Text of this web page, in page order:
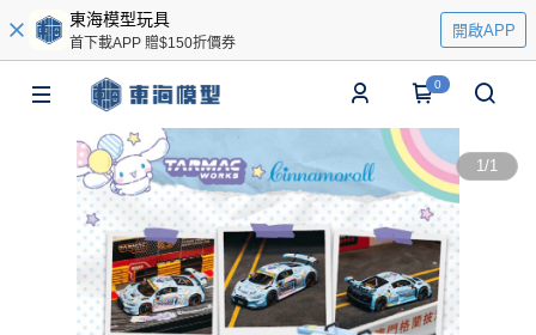
東海模型玩具
首下載APP 贈$150折價券
開啟APP
0
1/1